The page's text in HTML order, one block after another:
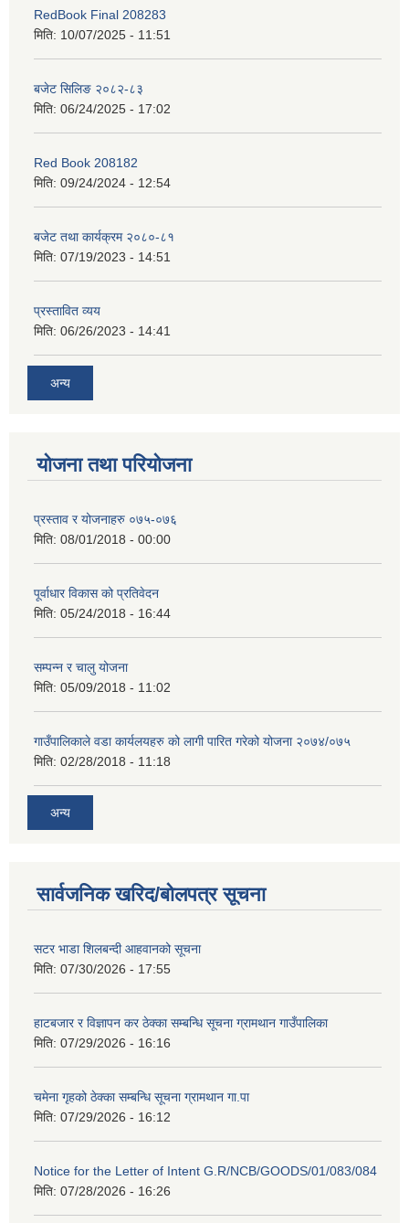
RedBook Final 208283
मिति: 10/07/2025 - 11:51
बजेट सिलिङ २०८२-८३
मिति: 06/24/2025 - 17:02
Red Book 208182
मिति: 09/24/2024 - 12:54
बजेट तथा कार्यक्रम २०८०-८१
मिति: 07/19/2023 - 14:51
प्रस्तावित व्यय
मिति: 06/26/2023 - 14:41
अन्य
योजना तथा परियोजना
प्रस्ताव र योजनाहरु ०७५-०७६
मिति: 08/01/2018 - 00:00
पूर्वाधार विकास को प्रतिवेदन
मिति: 05/24/2018 - 16:44
सम्पन्न र चालु योजना
मिति: 05/09/2018 - 11:02
गाउँपालिकाले वडा कार्यलयहरु को लागी पारित गरेको योजना २०७४/०७५
मिति: 02/28/2018 - 11:18
अन्य
सार्वजनिक खरिद/बोलपत्र सूचना
सटर भाडा शिलबन्दी आहवानको सूचना
मिति: 07/30/2026 - 17:55
हाटबजार र विज्ञापन कर ठेक्का सम्बन्धि सूचना ग्रामथान गाउँपालिका
मिति: 07/29/2026 - 16:16
चमेना गृहको ठेक्का सम्बन्धि सूचना ग्रामथान गा.पा
मिति: 07/29/2026 - 16:12
Notice for the Letter of Intent G.R/NCB/GOODS/01/083/084
मिति: 07/28/2026 - 16:26